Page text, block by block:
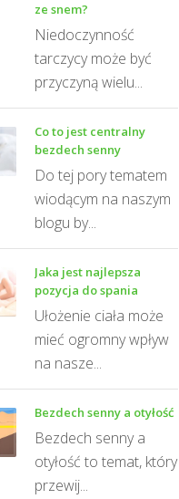
ze snem?
Niedoczynność
tarczycy może być
przyczyną wielu...
Co to jest centralny
bezdech senny
Do tej pory tematem
wiodącym na naszym
blogu by...
Jaka jest najlepsza
pozycja do spania
Ułożenie ciała może
mieć ogromny wpływ
na nasze...
Bezdech senny a otyłość
Bezdech senny a
otyłość to temat, który
przewij...